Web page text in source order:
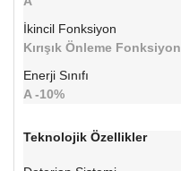
İkincil Fonksiyon
Kırışık Önleme
Enerji Sınıfı
A -10%
Teknolojik Özellikler